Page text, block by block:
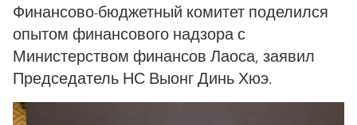
Финансово-бюджетный комитет поделился
опытом финансового надзора с
Министерством финансов Лаоса, заявил
Председатель НС Выонг Динь Хюэ.